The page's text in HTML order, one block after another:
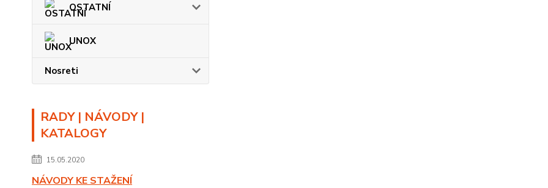
OSTATNÍ
UNOX
Nosreti
RADY | NÁVODY |
KATALOGY
15.05.2020
NÁVODY KE STAŽENÍ